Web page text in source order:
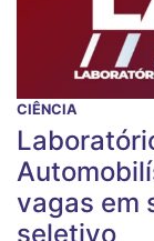
CIÊNCIA
vagas em
seletivo